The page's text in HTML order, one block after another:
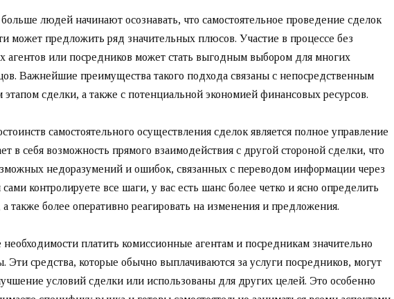
людей начинают осознавать, что самостоятельное проведение сделок
может предложить ряд значительных плюсов. Участие в процессе без
агентов или посредников может стать выгодным выбором для многих
Важнейшие преимущества такого подхода связаны с непосредственным
сделки, а также с потенциальной экономией финансовых ресурсов.
самостоятельного осуществления сделок является полное управление
в себя возможность прямого взаимодействия с другой стороной сделки, что
недоразумений и ошибок, связанных с переводом информации через
контролируете все шаги, у вас есть шанс более четко и ясно определить
также более оперативно реагировать на изменения и предложения.
необходимости платить комиссионные агентам и посредникам значительно
Эти средства, которые обычно выплачиваются за услуги посредников, могут
условий сделки или использованы для других целей. Это особенно